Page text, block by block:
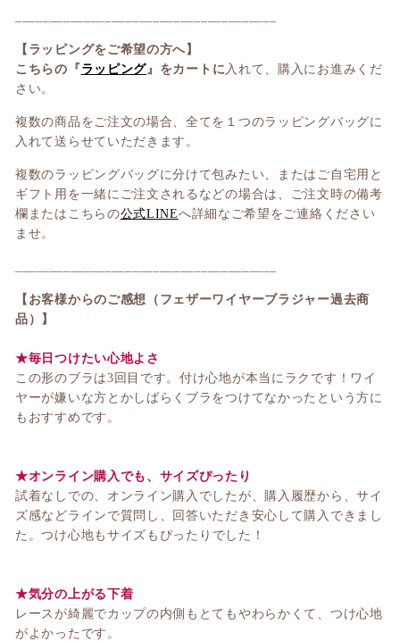
【ラッピングをご希望の方へ】
こちらの『 ラッピング 』をカートに 入れて、購入にお進みくだ
さい。
複数の商品をご注文の場合、全てを１つのラッピングバッグに
入れて送らせていただきます。
複数のラッピングバッグに分けて包みたい、またはご自宅用と
ギフト用を一緒にご注文されるなどの場合は、ご注文時の備考
欄またはこちらの公式LINEへ詳細なご希望をご連絡ください
ませ。
【お客様からのご感想（フェザーワイヤーブラジャー過去商
品）】
★毎日つけたい心地よさ
この形のブラは3回目です。付け心地が本当にラクです！ワイ
ヤーが嫌いな方とかしばらくブラをつけてなかったという方に
もおすすめです。
★オンライン購入でも、サイズぴったり
試着なしでの、オンライン購入でしたが、 購入履歴から、サイ
ズ感などラインで質問し、回答いただき安心して購入できまし
た。つけ心地もサイズもぴったりでした！
★気分の上がる下着
レースが綺麗でカップの内側もとてもやわらかくて、つけ心地
がよかったです。